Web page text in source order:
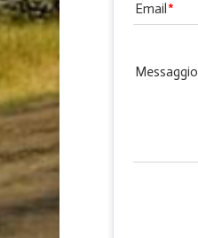
Email
Messaggio